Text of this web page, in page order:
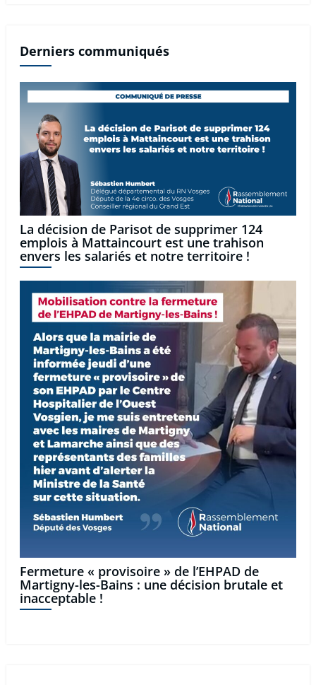
Derniers communiqués
La décision de Parisot de supprimer 124
emplois à Mattaincourt est une trahison
envers les salariés et notre territoire !
Fermeture « provisoire » de l’EHPAD de
Martigny-les-Bains : une décision brutale et
inacceptable !